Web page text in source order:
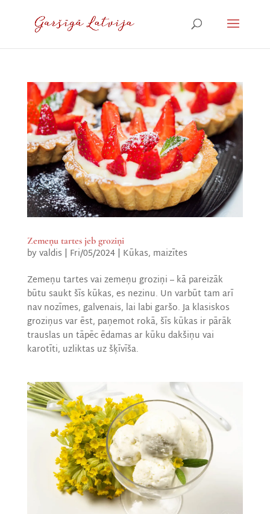
Zemeņu tartes jeb groziņi
byvaldis | Fri/05/2024| Kūkas, maizītes
Zemeņu tartes vai zemeņu groziņi – kā pareizāk
būtu saukt šīs kūkas, es nezinu. Un varbūt tam arī
nav nozīmes, galvenais, lai labi garšo. Ja klasiskos
groziņus var ēst, paņemot rokā, šīs kūkas ir pārāk
trauslas un tāpēc ēdamas ar kūku dakšiņu vai
karotīti, uzliktas uz šķīvīša.